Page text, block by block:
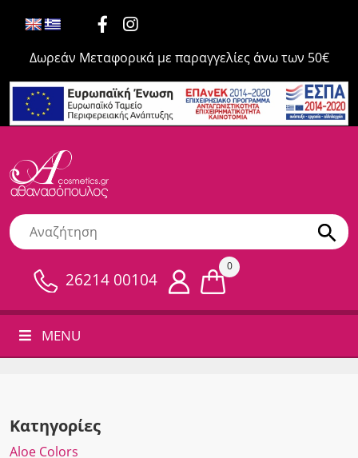
Δωρεάν Μεταφορικά με παραγγελίες άνω των 50€
26214 00104
0
MENU
Κατηγορίες
Αloe Colors